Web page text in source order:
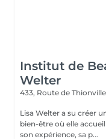
Institut de
Welter
433, Route de Thionville
Lisa Welter a su créer
bien-être où elle
son expérience, sa p...